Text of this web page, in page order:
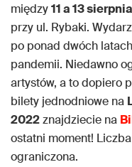
między11 a 13
przy ul. Rybaki.
po ponad dwóch
pandemii. Niedawno
artystów, a to dopiero
bilety jednodniowe na
2022znajdziecie na
ostatni moment!
ograniczona.